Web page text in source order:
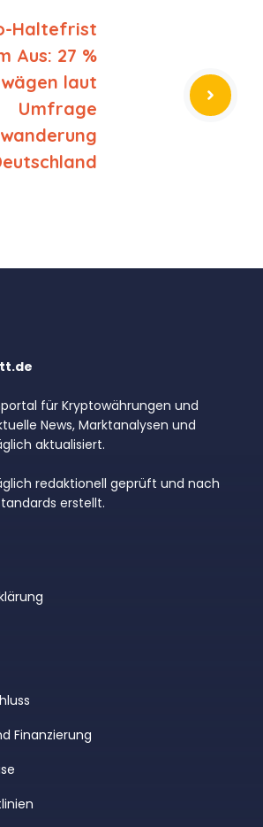
Haltefrist
Aus: 27 %
laut
Umfrage
für Kryptowährungen und
News, Marktanalysen und
aktualisiert.
redaktionell geprüft und nach
erstellt.
Finanzierung